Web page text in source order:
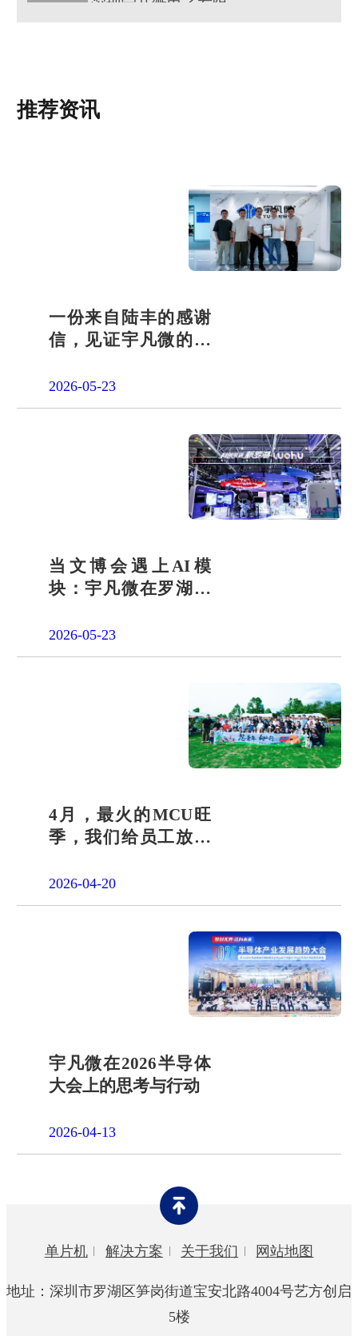
推荐资讯
一份来自陆丰的感谢
信，见证宇凡微的社
2026-05-23
当文博会遇上AI模
块：宇凡微在罗湖展
答卷
2026-05-23
4月，最火的MCU旺
季，我们给员工放了
2026-04-20
宇凡微在2026半导体
大会上的思考与行动
2026-04-13
单片机 解决方案 关于我们 网站地图
地址：深圳市罗湖区笋岗街道宝安北路4004号艺方创启
5楼